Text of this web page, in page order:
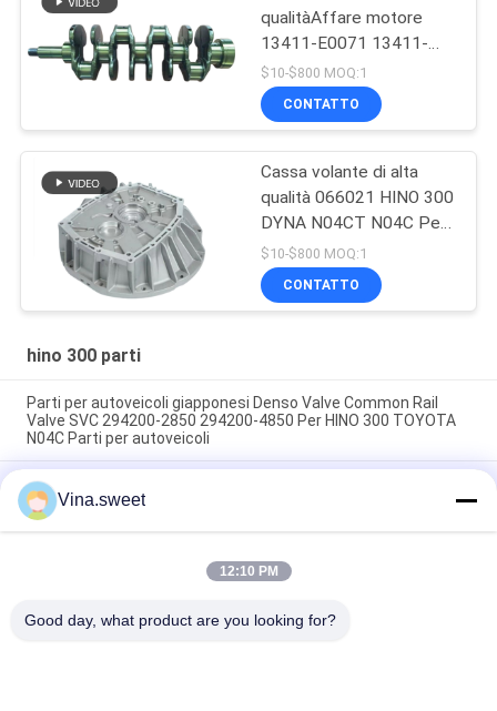
qualitàAffare motore
13411-E0071 13411-
78080 HINO 300 Dutro
W04D N04CT
N04C/Toyota Per parti
$10-$800 MOQ:1
CONTATTO
Cassa volante di alta
qualità 066021 HINO 300
DYNA N04CT N04C Per
parti Hino 300
$10-$800 MOQ:1
CONTATTO
hino 300 parti
Parti per autoveicoli giapponesi Denso Valve Common Rail
Valve SVC 294200-2850 294200-4850 Per HINO 300 TOYOTA
N04C Parti per autoveicoli
Parti di autoveicoli giapponesi Denso Suction Control SVC
Valve 294200-4850 04226-E0110 Per HINO 300 TOYOTA N04C
HinoTruck Parts
Il camion giapponese parte l'uso della camera 46760-36260
del freno di scarico per il camion HINO 300 PARTI DEL MOTORE
Vina.sweet
12:10 PM
Good day, what product are you looking for?